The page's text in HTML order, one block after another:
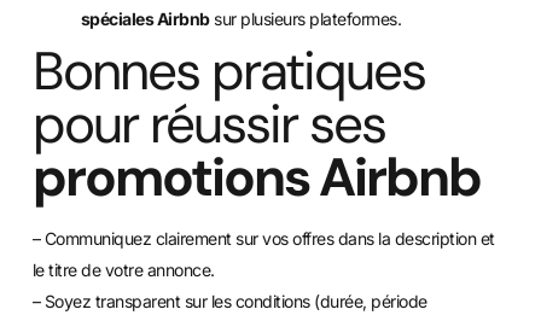
spéciales Airbnbsur plusieurs plateformes.
Bonnes pratiques
pour réussir ses
promotions Airbnb
– Communiquez clairement sur vos offres dans la description et
le titre de votre annonce.
– Soyez transparent sur les conditions (durée, période